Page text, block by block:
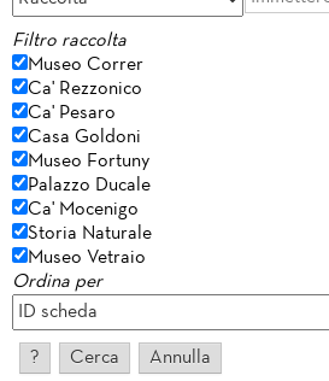
Filtro raccolta
Museo Correr
Ca' Rezzonico
Ca' Pesaro
Casa Goldoni
Museo Fortuny
Palazzo Ducale
Ca' Mocenigo
Storia Naturale
Museo Vetraio
Ordina per